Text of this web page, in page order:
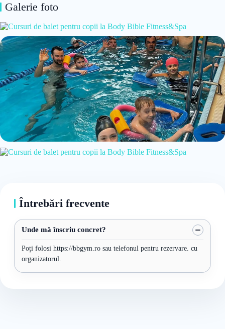
Galerie foto
Întrebări frecvente
Unde mă înscriu concret?
Poți folosi https://bbgym.ro sau telefonul pentru rezervare. cu
organizatorul.